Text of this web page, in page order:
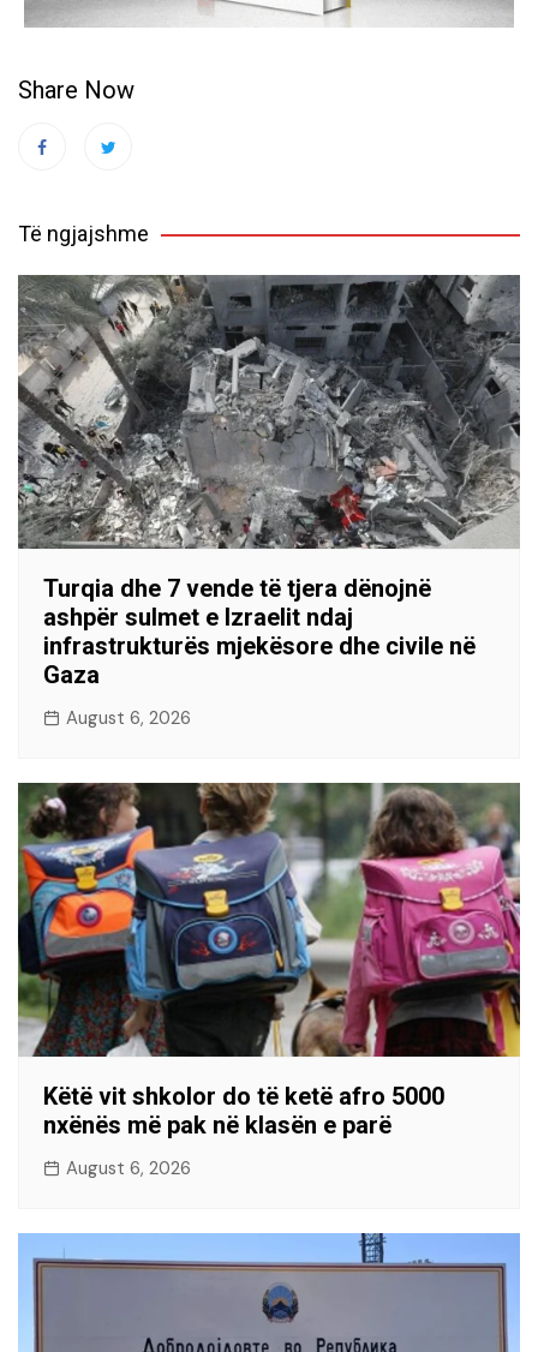
Share Now
Të ngjajshme
Turqia dhe 7 vende të tjera dënojnë
ashpër sulmet e Izraelit ndaj
infrastrukturës mjekësore dhe civile në
Gaza
August 6, 2026
Këtë vit shkolor do të ketë afro 5000
nxënës më pak në klasën e parë
August 6, 2026